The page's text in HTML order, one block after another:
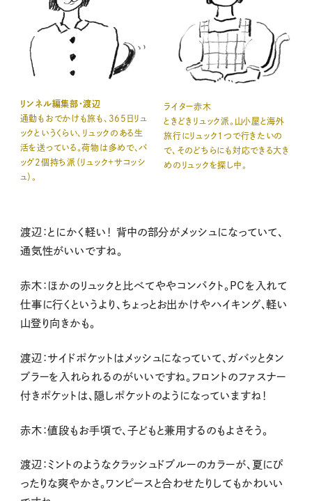
リンネル編集部・渡辺
通勤もおでかけも旅も、365日リュ
ックというくらい、リュックのある生
活を送っている。荷物は多めで、バ
ッグ2個持ち派（リュック＋サコッシ
ュ）。
ライター赤木
ときどきリュック派。山小屋と海外
旅行にリュック１つで行きたいの
で、そのどちらにも対応できる大き
めのリュックを探し中。
渡辺：とにかく軽い！ 背中の部分がメッシュになっていて、
通気性がいいですね。
赤木：ほかのリュックと比べてややコンパクト。PCを入れて
仕事に行くというより、ちょっとお出かけやハイキング、軽い
山登り向きかも。
渡辺：サイドポケットはメッシュになっていて、ガバッとタン
ブラーを入れられるのがいいですね。フロントのファスナー
付きポケットは、隠しポケットのようになっていますね！
赤木：値段もお手頃で、子どもと兼用するのもよさそう。
渡辺：ミントのようなクラッシュドブルーのカラーが、夏にぴ
ったりな爽やかさ。ワンピースと合わせたりしてもかわいい